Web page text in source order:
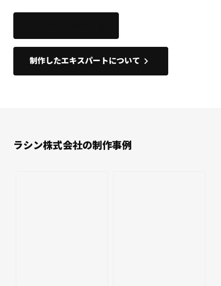
制作したエキスパートについて keyboard_arrow_right
ラシン株式会社の制作事例